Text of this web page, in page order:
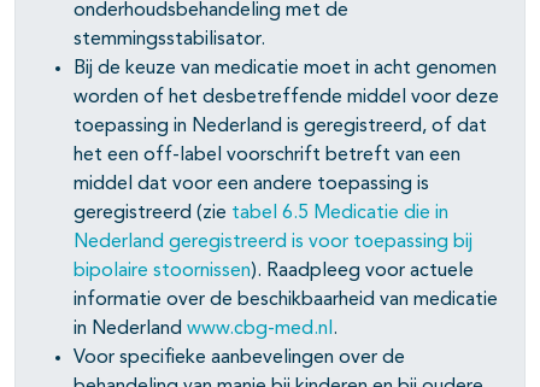
onderhoudsbehandeling met de
stemmingsstabilisator.
Bij de keuze van medicatie moet in acht genomen
worden of het desbetreffende middel voor deze
toepassing in Nederland is geregistreerd, of dat
het een off-label voorschrift betreft van een
middel dat voor een andere toepassing is
geregistreerd (zie tabel 6.5 Medicatie die in
Nederland geregistreerd is voor toepassing bij
bipolaire stoornissen). Raadpleeg voor actuele
informatie over de beschikbaarheid van medicatie
in Nederland www.cbg-med.nl .
Voor specifieke aanbevelingen over de